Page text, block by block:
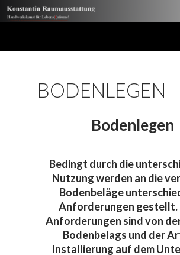
BODENLEGEN
Bodenlegen
Bedingt durch die
Nutzung werden an die
Bodenbeläge
Anforderungen gestellt.
Anforderungen sind von
Bodenbelags und der
Installierung auf dem